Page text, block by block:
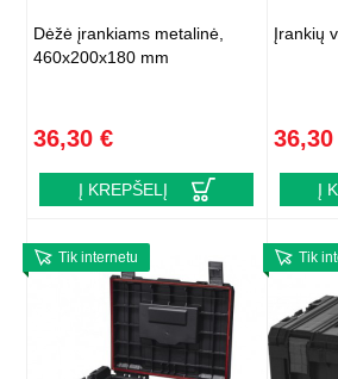
Dėžė įrankiams metalinė,
460x200x180 mm
36,30 €
Į KREPŠELĮ
Įrankių
36,30
Į
Tik internetu Tik